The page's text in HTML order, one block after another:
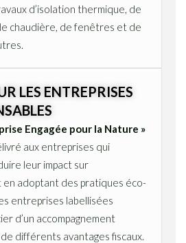
d’isolation thermique, de
chaudière, de fenêtres et de
LES ENTREPRISES
Engagée pour la Nature »
aux entreprises qui
leur impact sur
en adoptant des pratiques éco-
entreprises labellisées
d’un accompagnement
différents avantages fiscaux.